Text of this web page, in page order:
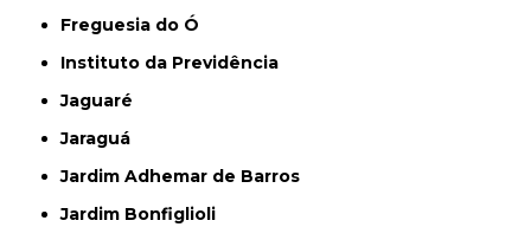
Freguesia do Ó
Instituto da Previdência
Jaguaré
Jaraguá
Jardim Adhemar de Barros
Jardim Bonfiglioli